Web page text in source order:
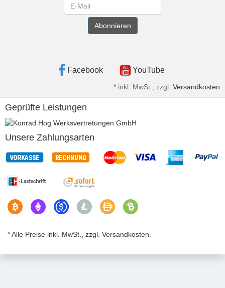
Abonnieren
Facebook YouTube
* inkl. MwSt., zzgl. Versandkosten
Geprüfte Leistungen
Unsere Zahlungsarten
* Alle Preise inkl. MwSt., zzgl. Versandkosten.